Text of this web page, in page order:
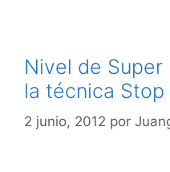
Nivel de
la técnica
2 junio, 2012 por